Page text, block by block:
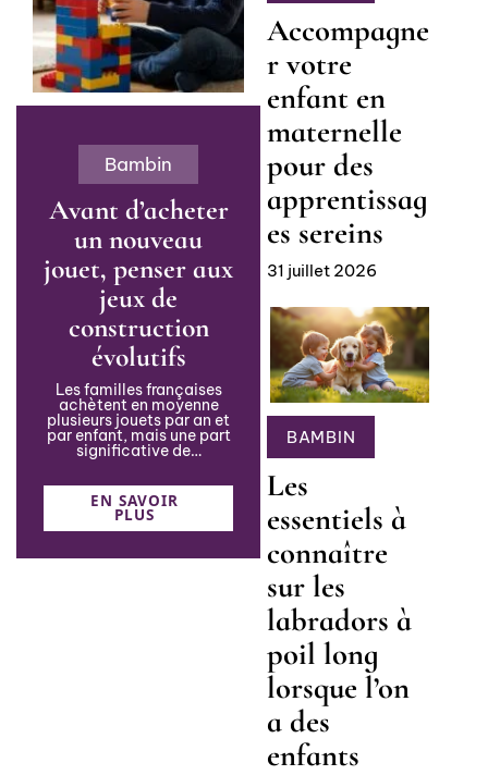
Bambin
Avant d’acheter
un nouveau
jouet, penser aux
jeux de
construction
évolutifs
Les familles françaises
achètent en moyenne
plusieurs jouets par an et
par enfant, mais une part
significative de…
EN SAVOIR
PLUS
Accompagne
r votre
enfant en
maternelle
pour des
apprentissag
es sereins
31 juillet 2026
BAMBIN
Les
essentiels à
connaître
sur les
labradors à
poil long
lorsque l’on
a des
enfants